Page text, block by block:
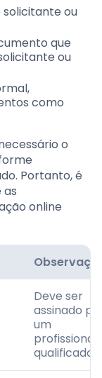
solicitante ou
que
ou
como
o
Portanto, é
online
Deve ser
assinado
um
profissional
qualificado